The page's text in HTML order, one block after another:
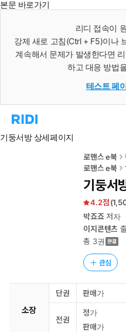
본문 바로가기
리디 접속이
강제 새로 고침(Ctrl + F5)이나
계속해서 문제가 발생한다면
하고 대응 방법
테스트 페
리
홈
기둥서방 상세페이지
로맨스 e북
로맨스 e북
기둥서
4.2 (
박죠죠저자
이지콘텐츠
총 3권
관심
소장
단권 판매가
전권
정가
판매가